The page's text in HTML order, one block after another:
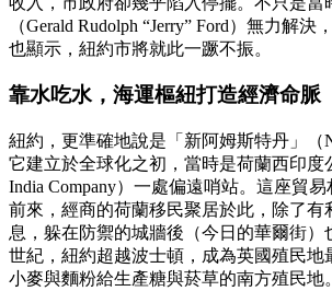
（Gerald Rudolph “Jerry” Ford）無力解
也顯示，紐約市將就此一蹶不振。
靠水吃水，海運樞紐打造經濟命脈
紐約，更準確地說是「新阿姆斯特丹」（
它建立於全球化之初，當時是荷蘭西印度
India Company）一處偏遠哨站。這座貿
前來，經商的荷蘭移民聚居於此，除了有
息，躲在防禦的城牆後（今日的華爾街）
世紀，紐約超越波士頓，成為英國殖民地
小麥與麵粉給生產糖與菸草的南方殖民地